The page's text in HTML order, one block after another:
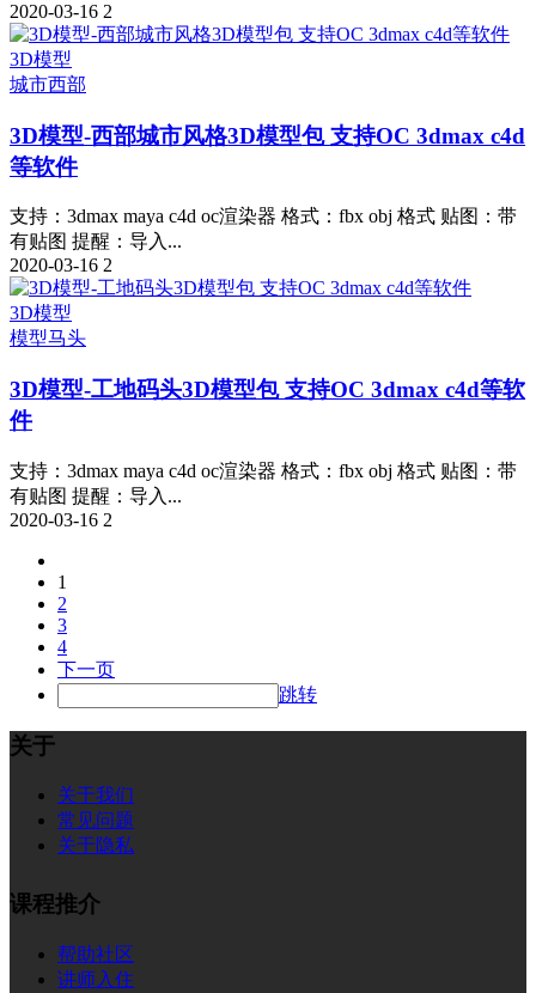
2020-03-16 2
3D模型
城市西部
3D模型-西部城市风格3D模型包 支持OC 3dmax c4d
等软件
支持：3dmax maya c4d oc渲染器 格式：fbx obj 格式 贴图：带
有贴图 提醒：导入...
2020-03-16 2
3D模型
模型马头
3D模型-工地码头3D模型包 支持OC 3dmax c4d等软
件
支持：3dmax maya c4d oc渲染器 格式：fbx obj 格式 贴图：带
有贴图 提醒：导入...
2020-03-16 2
1
2
3
4
下一页
跳转
关于
关于我们
常见问题
关于隐私
课程推介
帮助社区
讲师入住